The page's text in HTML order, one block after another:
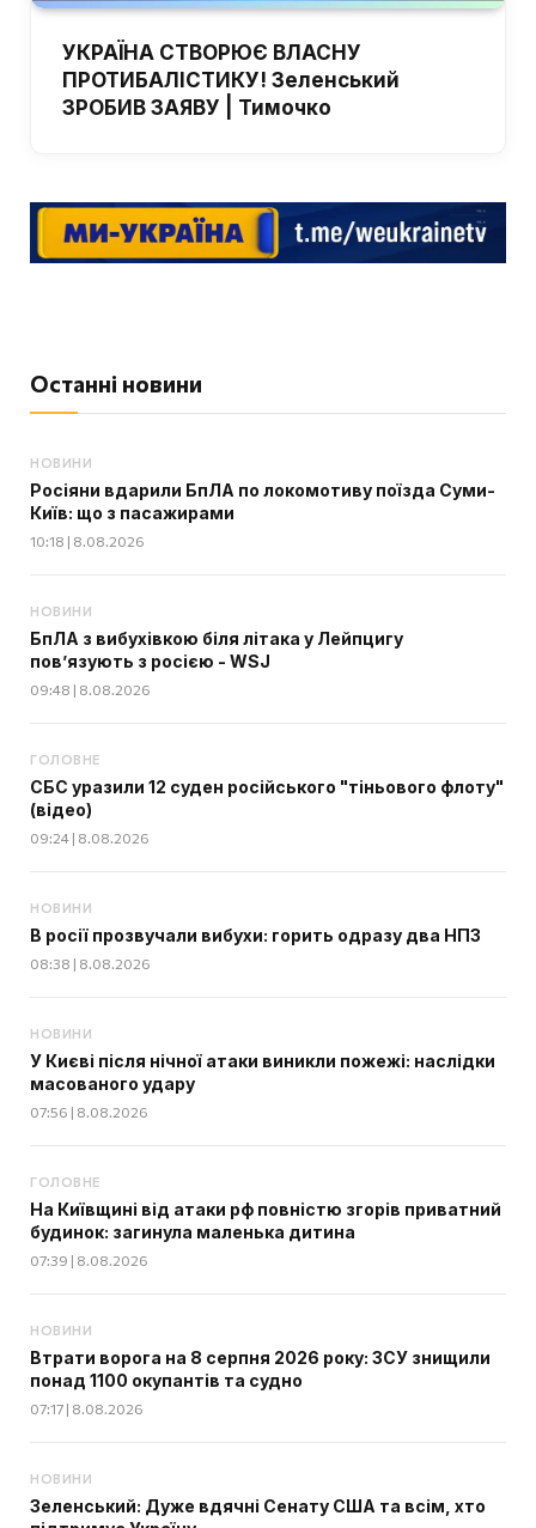
УКРАЇНА СТВОРЮЄ ВЛАСНУ
ПРОТИБАЛІСТИКУ! Зеленський
ЗРОБИВ ЗАЯВУ | Тимочко
Останні новини
НОВИНИ
Росіяни вдарили БпЛА по локомотиву поїзда Суми-
Київ: що з пасажирами
10:18 | 8.08.2026
НОВИНИ
БпЛА з вибухівкою біля літака у Лейпцигу
пов’язують з росією - WSJ
09:48 | 8.08.2026
ГОЛОВНЕ
СБС уразили 12 суден російського "тіньового флоту"
(відео)
09:24 | 8.08.2026
НОВИНИ
В росії прозвучали вибухи: горить одразу два НПЗ
08:38 | 8.08.2026
НОВИНИ
У Києві після нічної атаки виникли пожежі: наслідки
масованого удару
07:56 | 8.08.2026
ГОЛОВНЕ
На Київщині від атаки рф повністю згорів приватний
будинок: загинула маленька дитина
07:39 | 8.08.2026
НОВИНИ
Втрати ворога на 8 серпня 2026 року: ЗСУ знищили
понад 1100 окупантів та судно
07:17 | 8.08.2026
НОВИНИ
Зеленський: Дуже вдячні Сенату США та всім, хто